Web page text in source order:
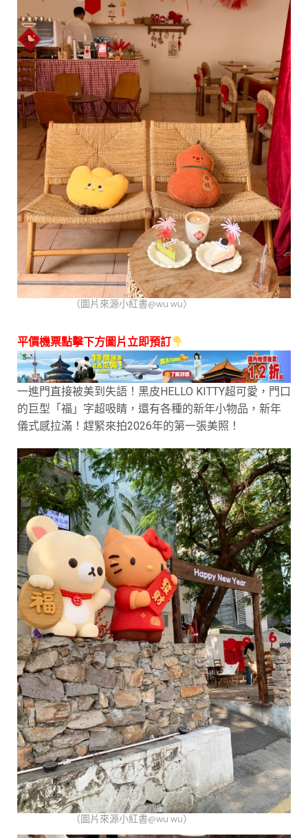
（圖片來源小紅書@wu wu）
平價機票點擊下方圖片立即預訂
一進門直接被美到失語！黑皮HELLO KITTY超可愛，門口
的巨型「福」字超吸睛，還有各種的新年小物品，新年
儀式感拉滿！趕緊來拍2026年的第一張美照！
（圖片來源小紅書@wu wu）